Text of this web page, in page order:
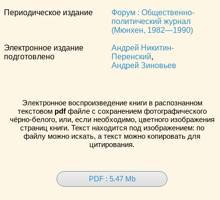
Периодическое издание
Форум : Общественно-
политический журнал
(Мюнхен, 1982—1990)
Электронное издание
подготовлено
Андрей Никитин-
Перенский,
Андрей Зиновьев
Электронное воспроизведение книги в распознанном
текстовом pdfфайле с сохранением фотографического
чёрно-белого, или, если необходимо, цветного изображения
страниц книги. Текст находится под изображением: по
файлу можно искать, а текст можно копировать для
цитирования.
PDF : 5.47 Mb